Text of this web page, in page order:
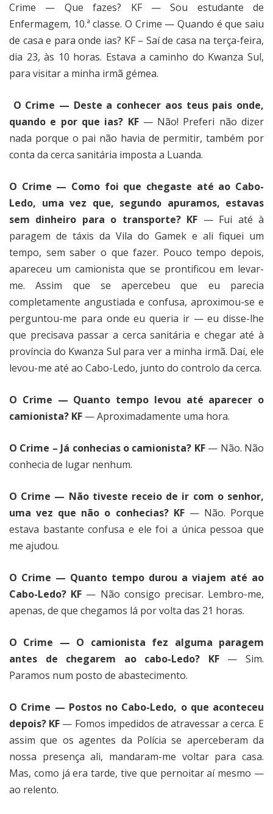
Crime — Que fazes? KF — Sou estudante de
Enfermagem, 10.ª classe. O Crime — Quando é que saiu
de casa e para onde ias? KF – Saí de casa na terça-feira,
dia 23, às 10 horas. Estava a caminho do Kwanza Sul,
para visitar a minha irmã gémea.
O Crime — Deste a conhecer aos teus pais onde,
quando e por que ias? KF— Não! Preferi não dizer
nada porque o pai não havia de permitir, também por
conta da cerca sanitária imposta a Luanda.
O Crime — Como foi que chegaste até ao Cabo-
Ledo, uma vez que, segundo apuramos, estavas
sem dinheiro para o transporte? KF — Fui até à
paragem de táxis da Vila do Gamek e ali fiquei um
tempo, sem saber o que fazer. Pouco tempo depois,
apareceu um camionista que se prontificou em levar-
me. Assim que se apercebeu que eu parecia
completamente angustiada e confusa, aproximou-se e
perguntou-me para onde eu queria ir — eu disse-lhe
que precisava passar a cerca sanitária e chegar até à
província do Kwanza Sul para ver a minha irmã. Daí, ele
levou-me até ao Cabo-Ledo, junto do controlo da cerca.
O Crime — Quanto tempo levou até aparecer o
camionista? KF — Aproximadamente uma hora.
O Crime – Já conhecias o camionista? KF— Não. Não
conhecia de lugar nenhum.
O Crime — Não tiveste receio de ir com o senhor,
uma vez que não o conhecias? KF— Não. Porque
estava bastante confusa e ele foi a única pessoa que
me ajudou.
O Crime — Quanto tempo durou a viajem até ao
Cabo-Ledo? KF — Não consigo precisar. Lembro-me,
apenas, de que chegamos lá por volta das 21 horas.
O Crime — O camionista fez alguma paragem
antes de chegarem ao cabo-Ledo? KF— Sim.
Paramos num posto de abastecimento.
O Crime — Postos no Cabo-Ledo, o que aconteceu
depois? KF — Fomos impedidos de atravessar a cerca. E
assim que os agentes da Polícia se aperceberam da
nossa presença ali, mandaram-me voltar para casa.
Mas, como já era tarde, tive que pernoitar aí mesmo —
ao relento.